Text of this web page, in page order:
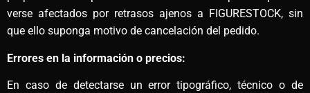
verse afectados por retrasos ajenos a FIGURESTOCK, sin
que ello suponga motivo de cancelación del pedido.
Errores en la información o precios:
En caso de detectarse un error tipográfico, técnico o de